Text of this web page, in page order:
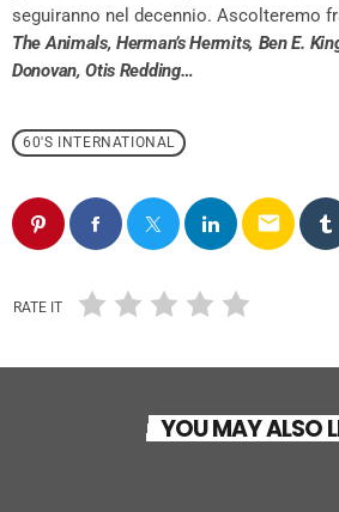
seguiranno nel decennio. Ascolteremo
The Animals, Herman’s Hermits, Ben E.
Donovan, Otis Redding…
60'S INTERNATIONAL
email
RATE IT
YOU MAY ALSO
Ascoltavamo Bandiera